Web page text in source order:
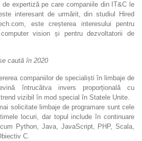
expertiză pe care companiile din IT&C le
interesant de urmărit, din studiul Hired
este creșterea interesului pentru
vision și pentru dezvoltatorii de
caută în 2020
companiilor de specialiști în limbaje de
întrucâtva invers proporțională cu
vizibil în mod special în Statele Unite.
solicitate limbaje de programare sunt cele
locuri, dar topul include în continuare
Python, Java, JavaScript, PHP, Scala,
C.